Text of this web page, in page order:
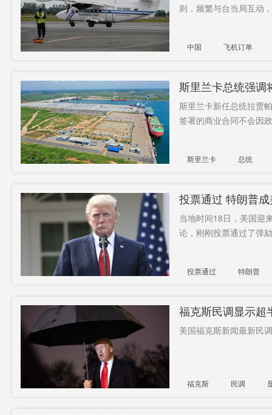
则，频繁与台当局互动
中国
飞机订单
斯里兰卡总统强调
斯里兰卡新任总统拉贾
签署的商业合同不会因
斯里兰卡
总统
投票通过 特朗普
当地时间18日，美国迎
论，刚刚投票通过了弹
投票通过 特朗普
福克斯民调显示超
美国福克斯新闻最新民
福克斯 民调